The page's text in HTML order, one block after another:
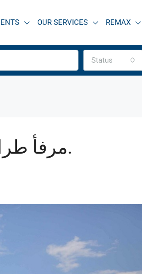
OUR SERVICES REMAX
Status
مرفأ طرابلس, ثاني أكبر مرفأ في لبنان.